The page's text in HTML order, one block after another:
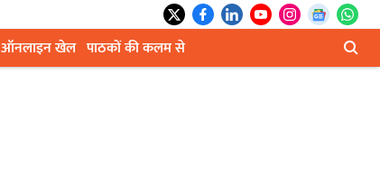
ऑनलाइन खेल पाठकों की कलम से